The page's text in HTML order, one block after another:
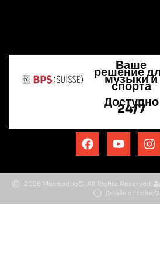
Ваше
решение
музыки и
спорта
Доступно
24/7
2026 MusicadhoC. All Rights Reserved.
Дизайн от